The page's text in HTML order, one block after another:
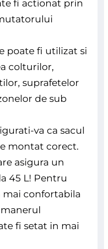
fi actionat prin
poate fi utilizat si
colturilor,
suprafetelor
de sub
va ca sacul
montat corect.
asigura un
45 L! Pentru
mai confortabila
fi setat in mai